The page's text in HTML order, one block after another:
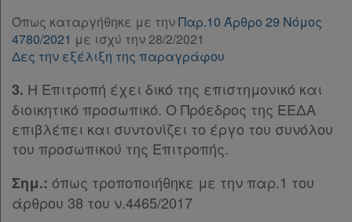
Απόκτηση
Συνδρομής
Ατομική
συνδρομή
Ομαδικά
πακέτα
Άρθρο 14
[-]
Παρ.1
Παρ.2
Άρθρο 15 [-]
Παρ.1
Παρ.2
Παρ.3
Παρ.5
Παρ.6
Όπως καταργήθηκε με τηνΠαρ.10 Άρθρο 29 Νόμος
4780/2021 με ισχύ την 28/2/2021
Δες την εξέλιξη της παραγράφου
3. Η Επιτροπή έχει δικό της επιστημονικό και
διοικητικό προσωπικό. Ο Πρόεδρος της ΕΕΔΑ
επιβλέπει και συντονίζει το έργο του συνόλου
του προσωπικού της Επιτροπής.
Σημ.: όπως τροποποιήθηκε με την παρ.1 του
άρθρου 38 του ν.4465/2017